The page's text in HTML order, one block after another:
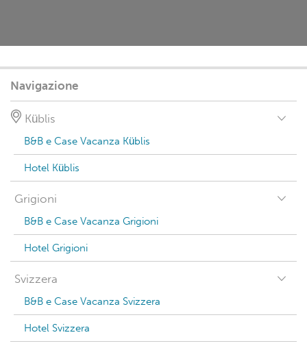
Navigazione
Küblis
B&B e Case Vacanza Küblis
Hotel Küblis
Grigioni
B&B e Case Vacanza Grigioni
Hotel Grigioni
Svizzera
B&B e Case Vacanza Svizzera
Hotel Svizzera